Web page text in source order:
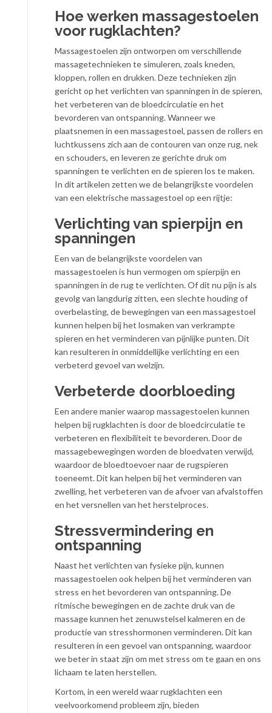
Hoe werken massagestoelen
voor rugklachten?
Massagestoelen zijn ontworpen om verschillende
massagetechnieken te simuleren, zoals kneden,
kloppen, rollen en drukken. Deze technieken zijn
gericht op het verlichten van spanningen in de spieren,
het verbeteren van de bloedcirculatie en het
bevorderen van ontspanning. Wanneer we
plaatsnemen in een massagestoel, passen de rollers en
luchtkussens zich aan de contouren van onze rug, nek
en schouders, en leveren ze gerichte druk om
spanningen te verlichten en de spieren los te maken.
In dit artikelen zetten we de belangrijkste voordelen
van een elektrische massagestoel op een rijtje:
Verlichting van spierpijn en
spanningen
Een van de belangrijkste voordelen van
massagestoelen is hun vermogen om spierpijn en
spanningen in de rug te verlichten. Of dit nu pijn is als
gevolg van langdurig zitten, een slechte houding of
overbelasting, de bewegingen van een massagestoel
kunnen helpen bij het losmaken van verkrampte
spieren en het verminderen van pijnlijke punten. Dit
kan resulteren in onmiddellijke verlichting en een
verbeterd gevoel van welzijn.
Verbeterde doorbloeding
Een andere manier waarop massagestoelen kunnen
helpen bij rugklachten is door de bloedcirculatie te
verbeteren en flexibiliteit te bevorderen. Door de
massagebewegingen worden de bloedvaten verwijd,
waardoor de bloedtoevoer naar de rugspieren
toeneemt. Dit kan helpen bij het verminderen van
zwelling, het verbeteren van de afvoer van afvalstoffen
en het versnellen van het herstelproces.
Stressvermindering en
ontspanning
Naast het verlichten van fysieke pijn, kunnen
massagestoelen ook helpen bij het verminderen van
stress en het bevorderen van ontspanning. De
ritmische bewegingen en de zachte druk van de
massage kunnen het zenuwstelsel kalmeren en de
productie van stresshormonen verminderen. Dit kan
resulteren in een gevoel van ontspanning, waardoor
we beter in staat zijn om met stress om te gaan en ons
lichaam te laten herstellen.
Kortom, in een wereld waar rugklachten een
veelvoorkomend probleem zijn, bieden